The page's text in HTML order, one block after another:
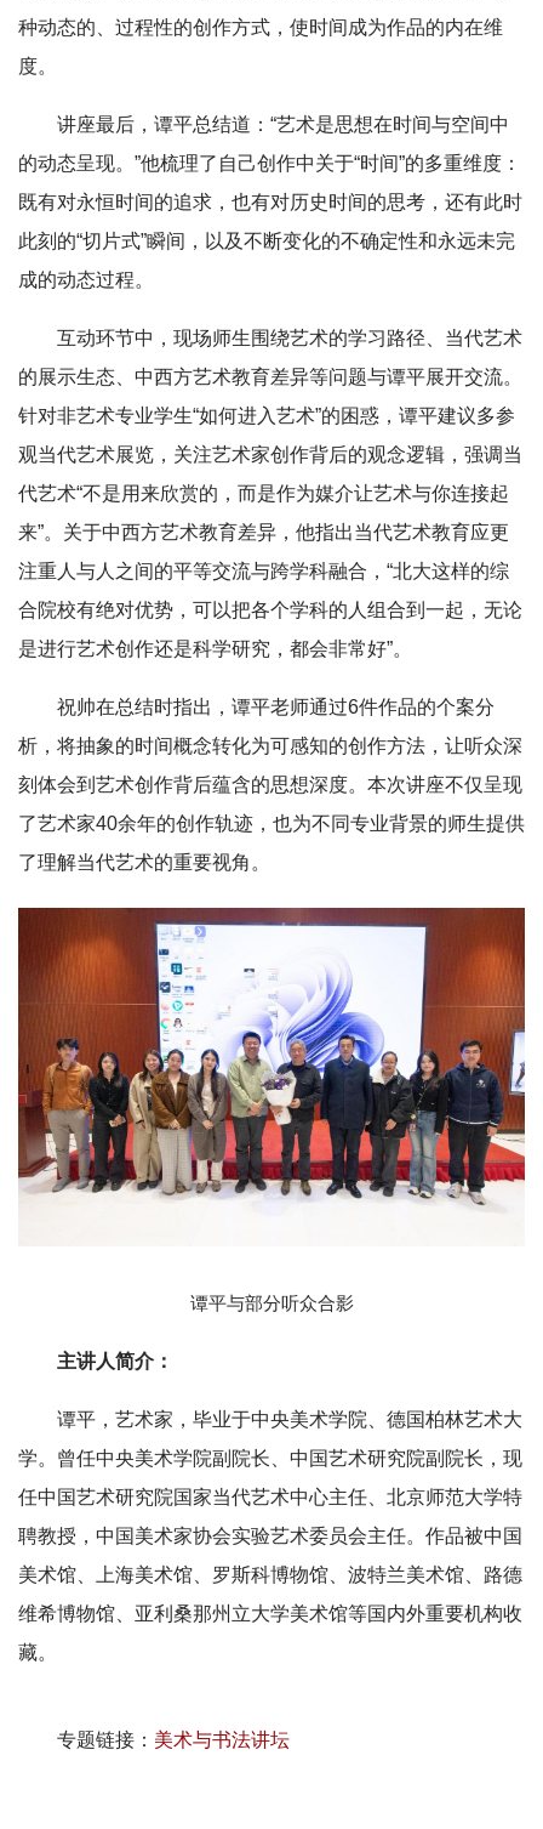
种动态的、过程性的创作方式，使时间成为作品的内在维
度。
讲座最后，谭平总结道：“艺术是思想在时间与空间中
的动态呈现。”他梳理了自己创作中关于“时间”的多重维度：
既有对永恒时间的追求，也有对历史时间的思考，还有此时
此刻的“切片式”瞬间，以及不断变化的不确定性和永远未完
成的动态过程。
互动环节中，现场师生围绕艺术的学习路径、当代艺术
的展示生态、中西方艺术教育差异等问题与谭平展开交流。
针对非艺术专业学生“如何进入艺术”的困惑，谭平建议多参
观当代艺术展览，关注艺术家创作背后的观念逻辑，强调当
代艺术“不是用来欣赏的，而是作为媒介让艺术与你连接起
来”。关于中西方艺术教育差异，他指出当代艺术教育应更
注重人与人之间的平等交流与跨学科融合，“北大这样的综
合院校有绝对优势，可以把各个学科的人组合到一起，无论
是进行艺术创作还是科学研究，都会非常好”。
祝帅在总结时指出，谭平老师通过6件作品的个案分
析，将抽象的时间概念转化为可感知的创作方法，让听众深
刻体会到艺术创作背后蕴含的思想深度。本次讲座不仅呈现
了艺术家40余年的创作轨迹，也为不同专业背景的师生提供
了理解当代艺术的重要视角。
谭平与部分听众合影
主讲人简介：
谭平，艺术家，毕业于中央美术学院、德国柏林艺术大
学。曾任中央美术学院副院长、中国艺术研究院副院长，现
任中国艺术研究院国家当代艺术中心主任、北京师范大学特
聘教授，中国美术家协会实验艺术委员会主任。作品被中国
美术馆、上海美术馆、罗斯科博物馆、波特兰美术馆、路德
维希博物馆、亚利桑那州立大学美术馆等国内外重要机构收
藏。
专题链接： 美术与书法讲坛